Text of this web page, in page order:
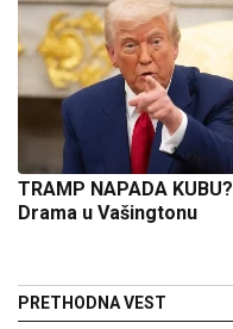
TRAMP NAPADA KUBU?
Drama u Vašingtonu
PRETHODNA VEST